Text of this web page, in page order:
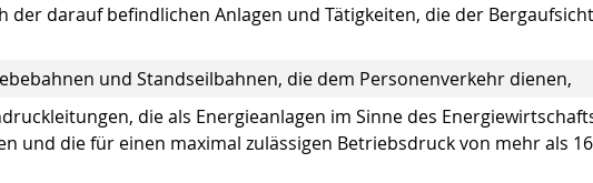
der darauf befindlichen Anlagen und Tätigkeiten, die der Bergaufsicht
und Standseilbahnen, die dem Personenverkehr dienen,
die als Energieanlagen im Sinne des
und die für einen maximal zulässigen Betriebsdruck von mehr als